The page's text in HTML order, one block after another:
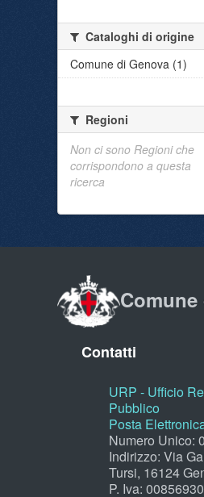
Cataloghi di origine
Comune di Genova (1)
Regioni
Non ci sono Regioni che
corrispondono a questa
ricerca
Contatti
URP - Ufficio
Pubblico
Posta
Numero Unico:
Indirizzo: Via
Tursi, 16124
P. Iva: